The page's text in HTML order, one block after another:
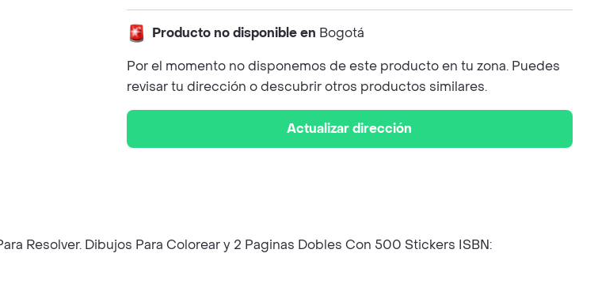
Producto no disponible en Bogotá
Por el momento no disponemos de este producto en tu zona. Puedes
revisar tu dirección o descubrir otros productos similares.
Actualizar dirección
Resolver. Dibujos Para Colorear y 2 Paginas Dobles Con 500 Stickers ISBN: